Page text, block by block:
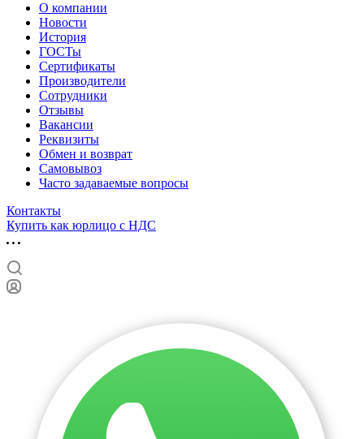
О компании
Новости
История
ГОСТы
Сертификаты
Производители
Сотрудники
Отзывы
Вакансии
Реквизиты
Обмен и возврат
Самовывоз
Часто задаваемые вопросы
Контакты
Купить как юрлицо с НДС